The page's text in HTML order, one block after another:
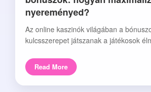
nyereményed?
Az online kaszinók világában a
kulcsszerepet játszanak a játékosok
Read More